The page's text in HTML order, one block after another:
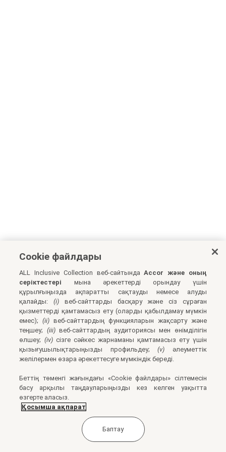
Cookie файлдары
ALL Inclusive Collection веб-сайтындаAccor және оның
серіктестері мына әрекеттерді орындау үшін
құрылғыңызда ақпаратты сақтауды немесе алуды
қалайды:(i) веб-сайттарды басқару және сіз сұраған
қызметтерді қамтамасыз ету (оларды қабылдамау мүмкін
емес);(ii) веб-сайттардың функцияларын жақсарту және
теңшеу; (iii)веб-сайттардың аудиториясы мен өнімділігін
өлшеу; (iv)сізге сәйкес жарнаманы қамтамасыз ету үшін
қызығушылықтарыңызды профильдеу;(v) әлеуметтік
желілермен өзара әрекеттесуге мүмкіндік береді.
Беттің төменгі жағындағы «Cookie файлдары» сілтемесін
басу арқылы таңдауларыңызды кез келген уақытта
өзгерте аласыз.
Қосымша ақпарат
Баптау